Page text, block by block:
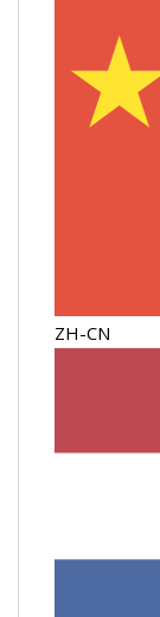
ZH-CN